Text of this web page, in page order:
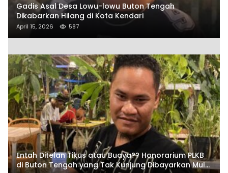
Gadis Asal Desa Lowu-lowu Buton Tengah
Dikabarkan Hilang di Kota Kendari
April 15, 2026 587
Entah Ditelan Tikus atau Buaya?? Honorarium PLKB
di Buton Tengah yang Tak Kunjung Dibayarkan Mulai